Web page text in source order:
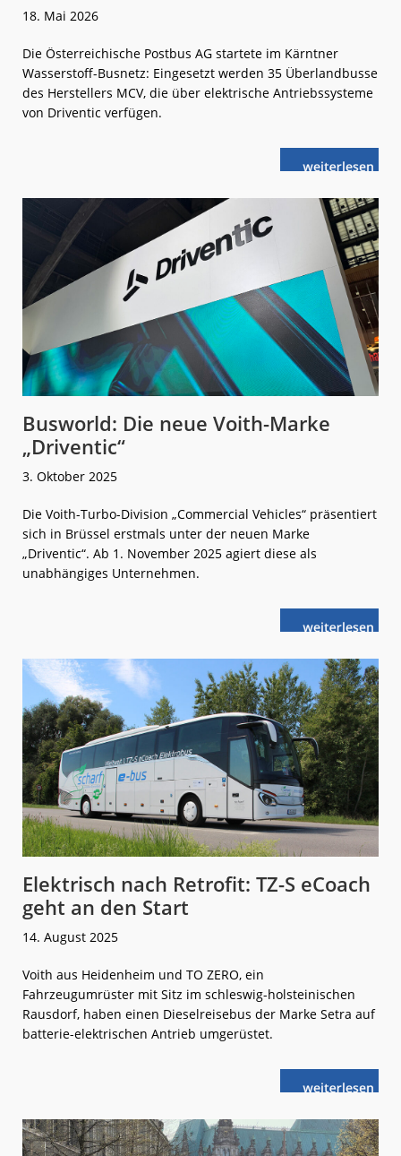
18. Mai 2026
Die Österreichische Postbus AG startete im Kärntner
Wasserstoff-Busnetz: Eingesetzt werden 35 Überlandbusse
des Herstellers MCV, die über elektrische Antriebssysteme
von Driventic verfügen.
weiterlese
nÖsterreich:
Wasserstoff-
Busflotte
Busworld: Die neue Voith-Marke
„Driventic“
3. Oktober 2025
Die Voith-Turbo-Division „Commercial Vehicles“ präsentiert
sich in Brüssel erstmals unter der neuen Marke
„Driventic“. Ab 1. November 2025 agiert diese als
unabhängiges Unternehmen.
weiterlese
nBusworld:
Marke
„Driventic“
Elektrisch nach Retrofit: TZ-S eCoach
geht an den Start
14. August 2025
Voith aus Heidenheim und TO ZERO, ein
Fahrzeugumrüster mit Sitz im schleswig-holsteinischen
Rausdorf, haben einen Dieselreisebus der Marke Setra auf
batterie-elektrischen Antrieb umgerüstet.
weiterlese
nElektrisch
S
eCoach
geht
an
den